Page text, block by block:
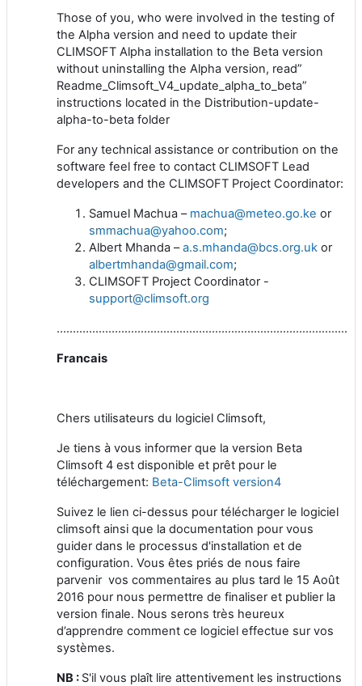
Those of you, who were involved in the testing of
the Alpha version and need to update their
CLIMSOFT Alpha installation to the Beta version
without uninstalling the Alpha version, read”
Readme_Climsoft_V4_update_alpha_to_beta”
instructions located in the Distribution-update-
alpha-to-beta folder
For any technical assistance or contribution on the
software feel free to contact CLIMSOFT Lead
developers and the CLIMSOFT Project Coordinator:
Samuel Machua – machua@meteo.go.ke or
smmachua@yahoo.com;
Albert Mhanda –a.s.mhanda@bcs.org.uk or
albertmhanda@gmail.com;
CLIMSOFT Project Coordinator -
support@climsoft.org
Francais
Chers utilisateurs du logiciel Climsoft,
Je tiens à vous informer que la version Beta
Climsoft 4 est disponible et prêt pour le
téléchargement: Beta-Climsoft version4
Suivez le lien ci-dessus pour télécharger le logiciel
climsoft ainsi que la documentation pour vous
guider dans le processus d'installation et de
configuration. Vous êtes priés de nous faire
parvenir vos commentaires au plus tard le 15 Août
2016 pour nous permettre de finaliser et publier la
version finale. Nous serons très heureux
d’apprendre comment ce logiciel effectue sur vos
systèmes.
NB : S'il vous plaît lire attentivement les instructions